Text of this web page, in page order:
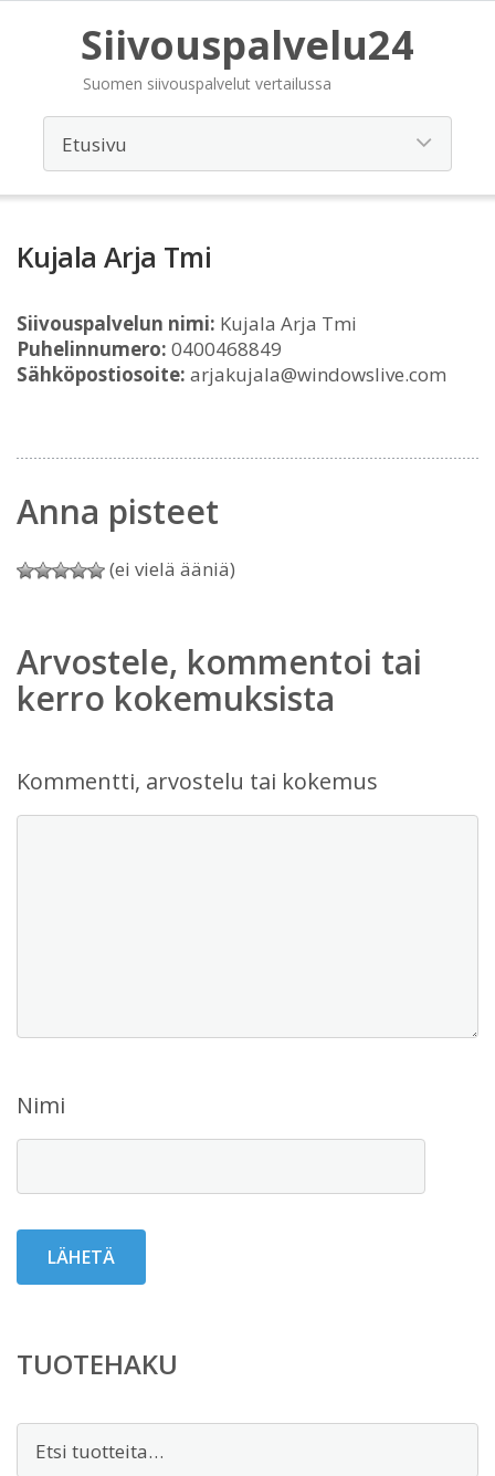
Siivouspalvelu24
Suomen siivouspalvelut vertailussa
Kujala Arja Tmi
Siivouspalvelun nimi: Kujala Arja Tmi
Puhelinnumero: 0400468849
Sähköpostiosoite: arjakujala@windowslive.com
Anna pisteet
(ei vielä ääniä)
Arvostele, kommentoi tai
kerro kokemuksista
Kommentti, arvostelu tai kokemus
Nimi
TUOTEHAKU